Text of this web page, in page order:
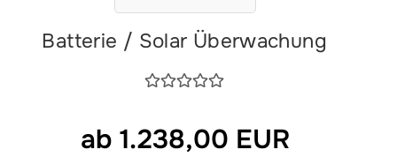
Batterie / Solar Überwachung
ab 1.238,00 EUR